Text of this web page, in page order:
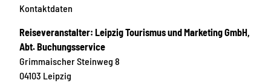
Kontaktdaten
Reiseveranstalter: Leipzig Tourismus und Marketing GmbH,
Abt. Buchungsservice
Grimmaischer Steinweg 8
04103 Leipzig